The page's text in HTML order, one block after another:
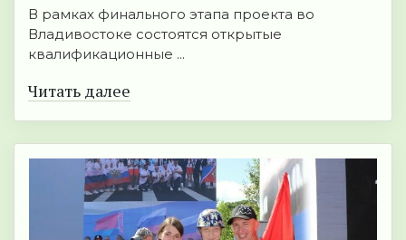
В рамках финального этапа проекта во
Владивостоке состоятся открытые
квалификационные ...
Читать далее